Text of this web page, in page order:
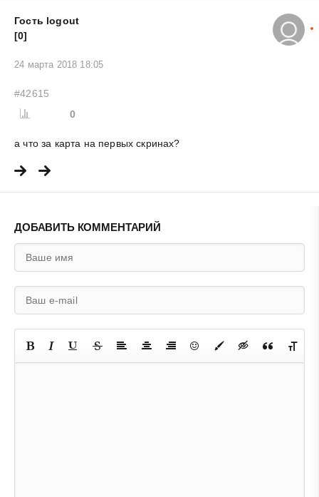
Гость logout
[0]
24 марта 2018 18:05
#42615
0
а что за карта на первых скринах?
ДОБАВИТЬ КОММЕНТАРИЙ